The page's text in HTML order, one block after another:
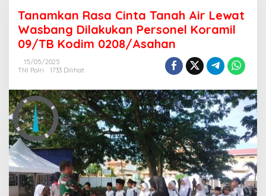
a
m
k
n
a
s
a
C
n
t
a
T
a
Tanamkan Rasa Cinta Tanah Air Lewat
Wasbang Dilakukan Personel Koramil
09/TB Kodim 0208/Asahan
15/05/2025
TNI Polri
1733 Dilihat